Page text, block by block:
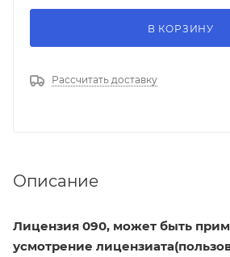
В КОРЗИНУ
Рассчитать доставку
Описание
Лицензия 090, может быть
усмотрение